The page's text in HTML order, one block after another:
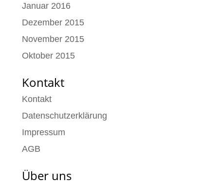
Januar 2016
Dezember 2015
November 2015
Oktober 2015
Kontakt
Kontakt
Datenschutzerklärung
Impressum
AGB
Über uns